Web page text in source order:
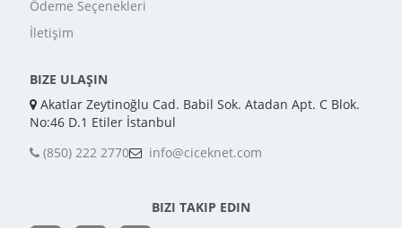
Ödeme Seçenekleri
İletişim
BIZE ULAŞIN
Akatlar Zeytinoğlu Cad. Babil Sok. Atadan Apt. C Blok.
No:46 D.1 Etiler İstanbul
(850) 222 2770
info@ciceknet.com
BIZI TAKIP EDIN